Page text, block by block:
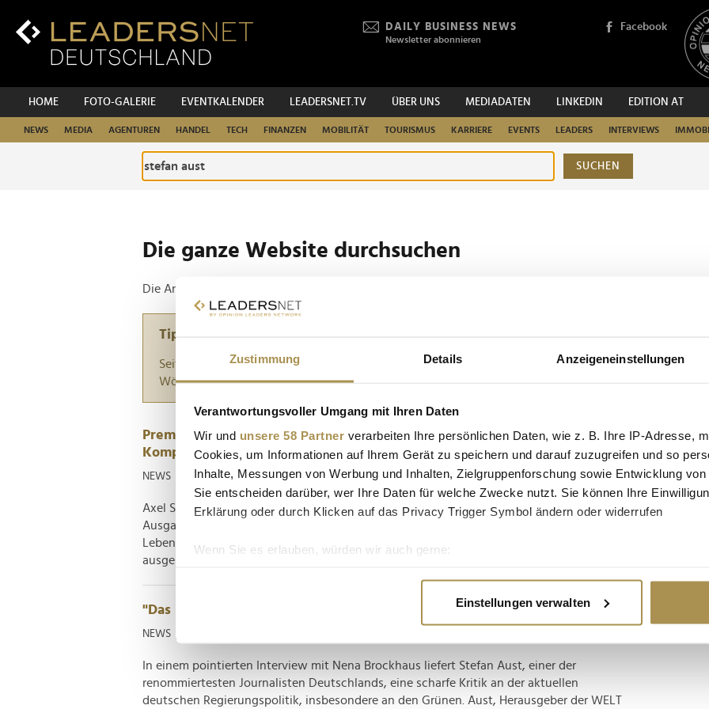
Zustimmung Details Anzeigeneinstellungen
Verantwortungsvoller Umgang mit Ihren Daten
Wir und unsere 58 Partner verarbeiten Ihre persönlichen Daten, wie z. B. Ihre IP-Adresse,
Cookies, um Informationen auf Ihrem Gerät zu speichern und darauf zuzugreifen und so
Inhalte, Messungen von Werbung und Inhalten, Zielgruppenforschung sowie Entwicklung
Sie entscheiden darüber, wer Ihre Daten für welche Zwecke nutzt. Sie können Ihre
Erklärung oder durch Klicken auf das Privacy Trigger Symbol ändern oder widerrufen
Wenn Sie es erlauben, würden wir auch gerne:
Erfahren Sie mehr darüber, wie Ihre persönlichen Daten verarbeitet werden, und legen Sie
Wir verwenden Cookies, um Inhalte und Anzeigen zu personalisieren, Funktionen für soziale
und die Zugriffe auf unsere Website zu analysieren. Außerdem geben wir Informationen zu
Einstellungen verwalten
Inhalt
DAILY BUSINESS NEWS
Newsletter abonnieren
Facebook
HOME FOTO-GALERIE EVENTKALENDER LEADERSNET.TV ÜBER UNS MEDIADATEN LINKEDIN EDITION AT
NEWS MEDIA AGENTUREN HANDEL TECH FINANZEN MOBILITÄT TOURISMUS KARRIERE EVENTS LEADERS INTERVIEWS
SUCHEN
Die ganze Website durchsuchen
Die Anfrage ergab 2 Treffer.
Tipp
Seiten suchen, die genau diese Wortgruppe enthalten: Setzen Sie die gesuchten
Wörter zwischen Anführungszeichen: zb "Vorname Nachname".
Premium-Gruppe: Welt, Politico und Business Insider bündeln ihre
Kompetenzen
NEWS | 27.11.2024
Axel Springer schmiedet eine neue Medienallianz: Die Welt-Gruppe sowie die deutschen
Ausgaben von Politico und Business Insider rufen die sogenannte Premium-Gruppe ins
Leben. Alle drei Marken sollen unter diesem Dach auf ihre jeweiligen Spezialgebiete
ausgerichteten Content liefern und als "Labor für...
"Das ist ein Witz": Stefan Aust rechnet mit der Ampelregierung ab
NEWS
In einem pointierten Interview mit Nena Brockhaus liefert Stefan Aust, einer der
renommiertesten Journalisten Deutschlands, eine scharfe Kritik an der aktuellen
deutschen Regierungspolitik, insbesondere an den Grünen. Aust, Herausgeber der WELT